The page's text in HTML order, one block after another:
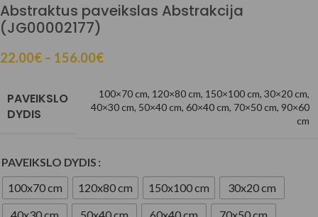
Abstraktus paveikslas Abstrakcija
(JG00002177)
22.00€ – 156.00€
PAVEIKSLO
DYDIS
100×70 cm, 120×80 cm, 150×100 cm, 30×20 cm,
40×30 cm, 50×40 cm, 60×40 cm, 70×50 cm, 90×60
cm
PAVEIKSLO DYDIS
100x70 cm
120x80 cm 150x100 cm
30x20 cm